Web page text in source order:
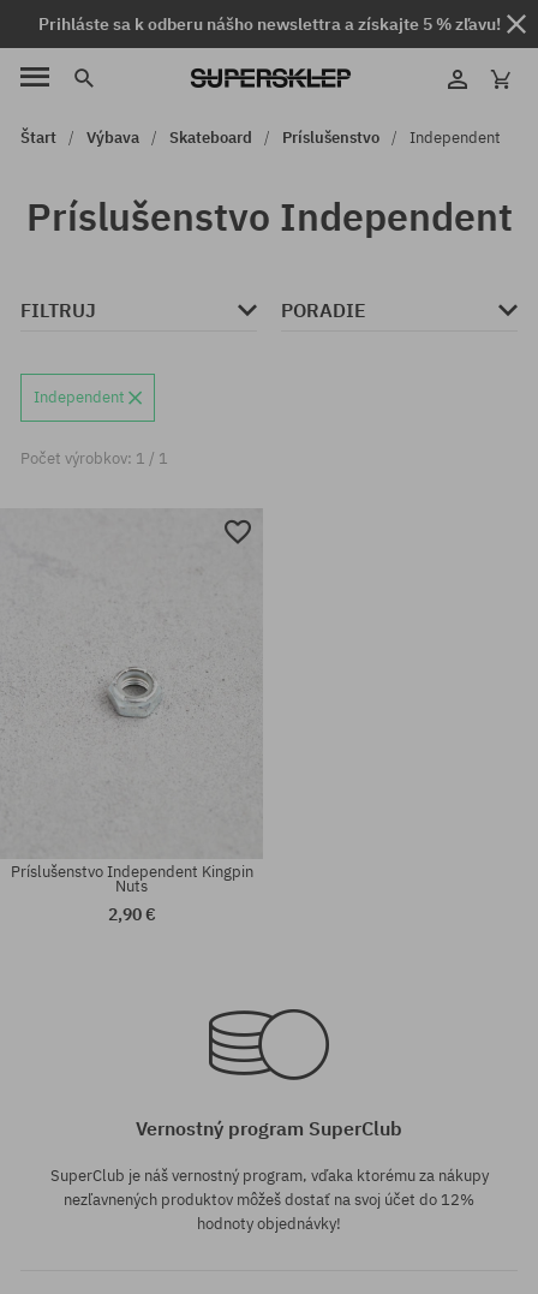
Prihláste sa k odberu nášho newslettra a získajte 5 % zľavu!
Štart Výbava Skateboard Príslušenstvo Independent
Príslušenstvo Independent
FILTRUJ PORADIE
Independent
Počet výrobkov: 1 / 1
Príslušenstvo Independent Kingpin
Nuts
2,90 €
Vernostný program SuperClub
SuperClub je náš vernostný program, vďaka ktorému za nákupy
nezľavnených produktov môžeš dostať na svoj účet do 12%
hodnoty objednávky!